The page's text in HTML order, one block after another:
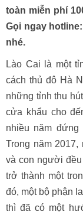
toàn miễn phí
Gọi ngay hotline:
nhé.
Lào Cai là một
cách thủ đô Hà
những tỉnh thu
cửa khẩu cho
nhiều năm
Trong năm
và con người
trở thành một
đó, một bộ phận
thì đã có một